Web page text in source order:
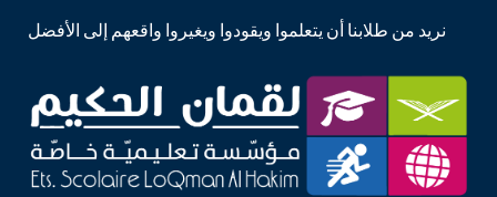
نريد من طلابنا أن يتعلموا ويقودوا ويغيروا واقعهم إلى الأفضل